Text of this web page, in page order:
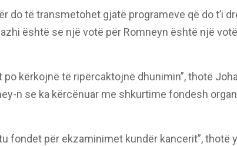
do të transmetohet gjatë programeve që do t’i
është se një votë për Romneyn është një
po kërkojnë të ripërcaktojnë dhunimin”, thotë
n se ka kërcënuar me shkurtime fondesh
fondet për ekzaminimet kundër kancerit”, thotë